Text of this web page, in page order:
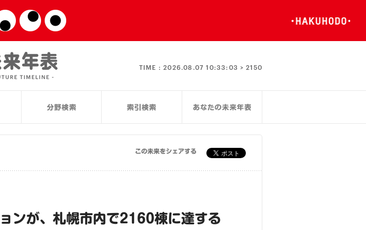
TIME :2026.08.07 10:33:03 > 2150
この未来をシェアする
ンが、札幌市内で2160棟に達する